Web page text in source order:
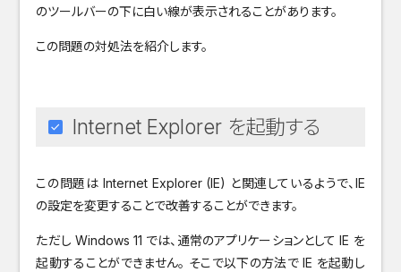
のツールバーの下に白い線が表示されることがあります。
この問題の対処法を紹介します。
Internet Explorer を起動する
この問題は Internet Explorer (IE) と関連しているようで、IE
の設定を変更することで改善することができます。
ただし Windows 11 では、通常のアプリケーションとして IE を
起動することができません。 そこで以下の方法で IE を起動し